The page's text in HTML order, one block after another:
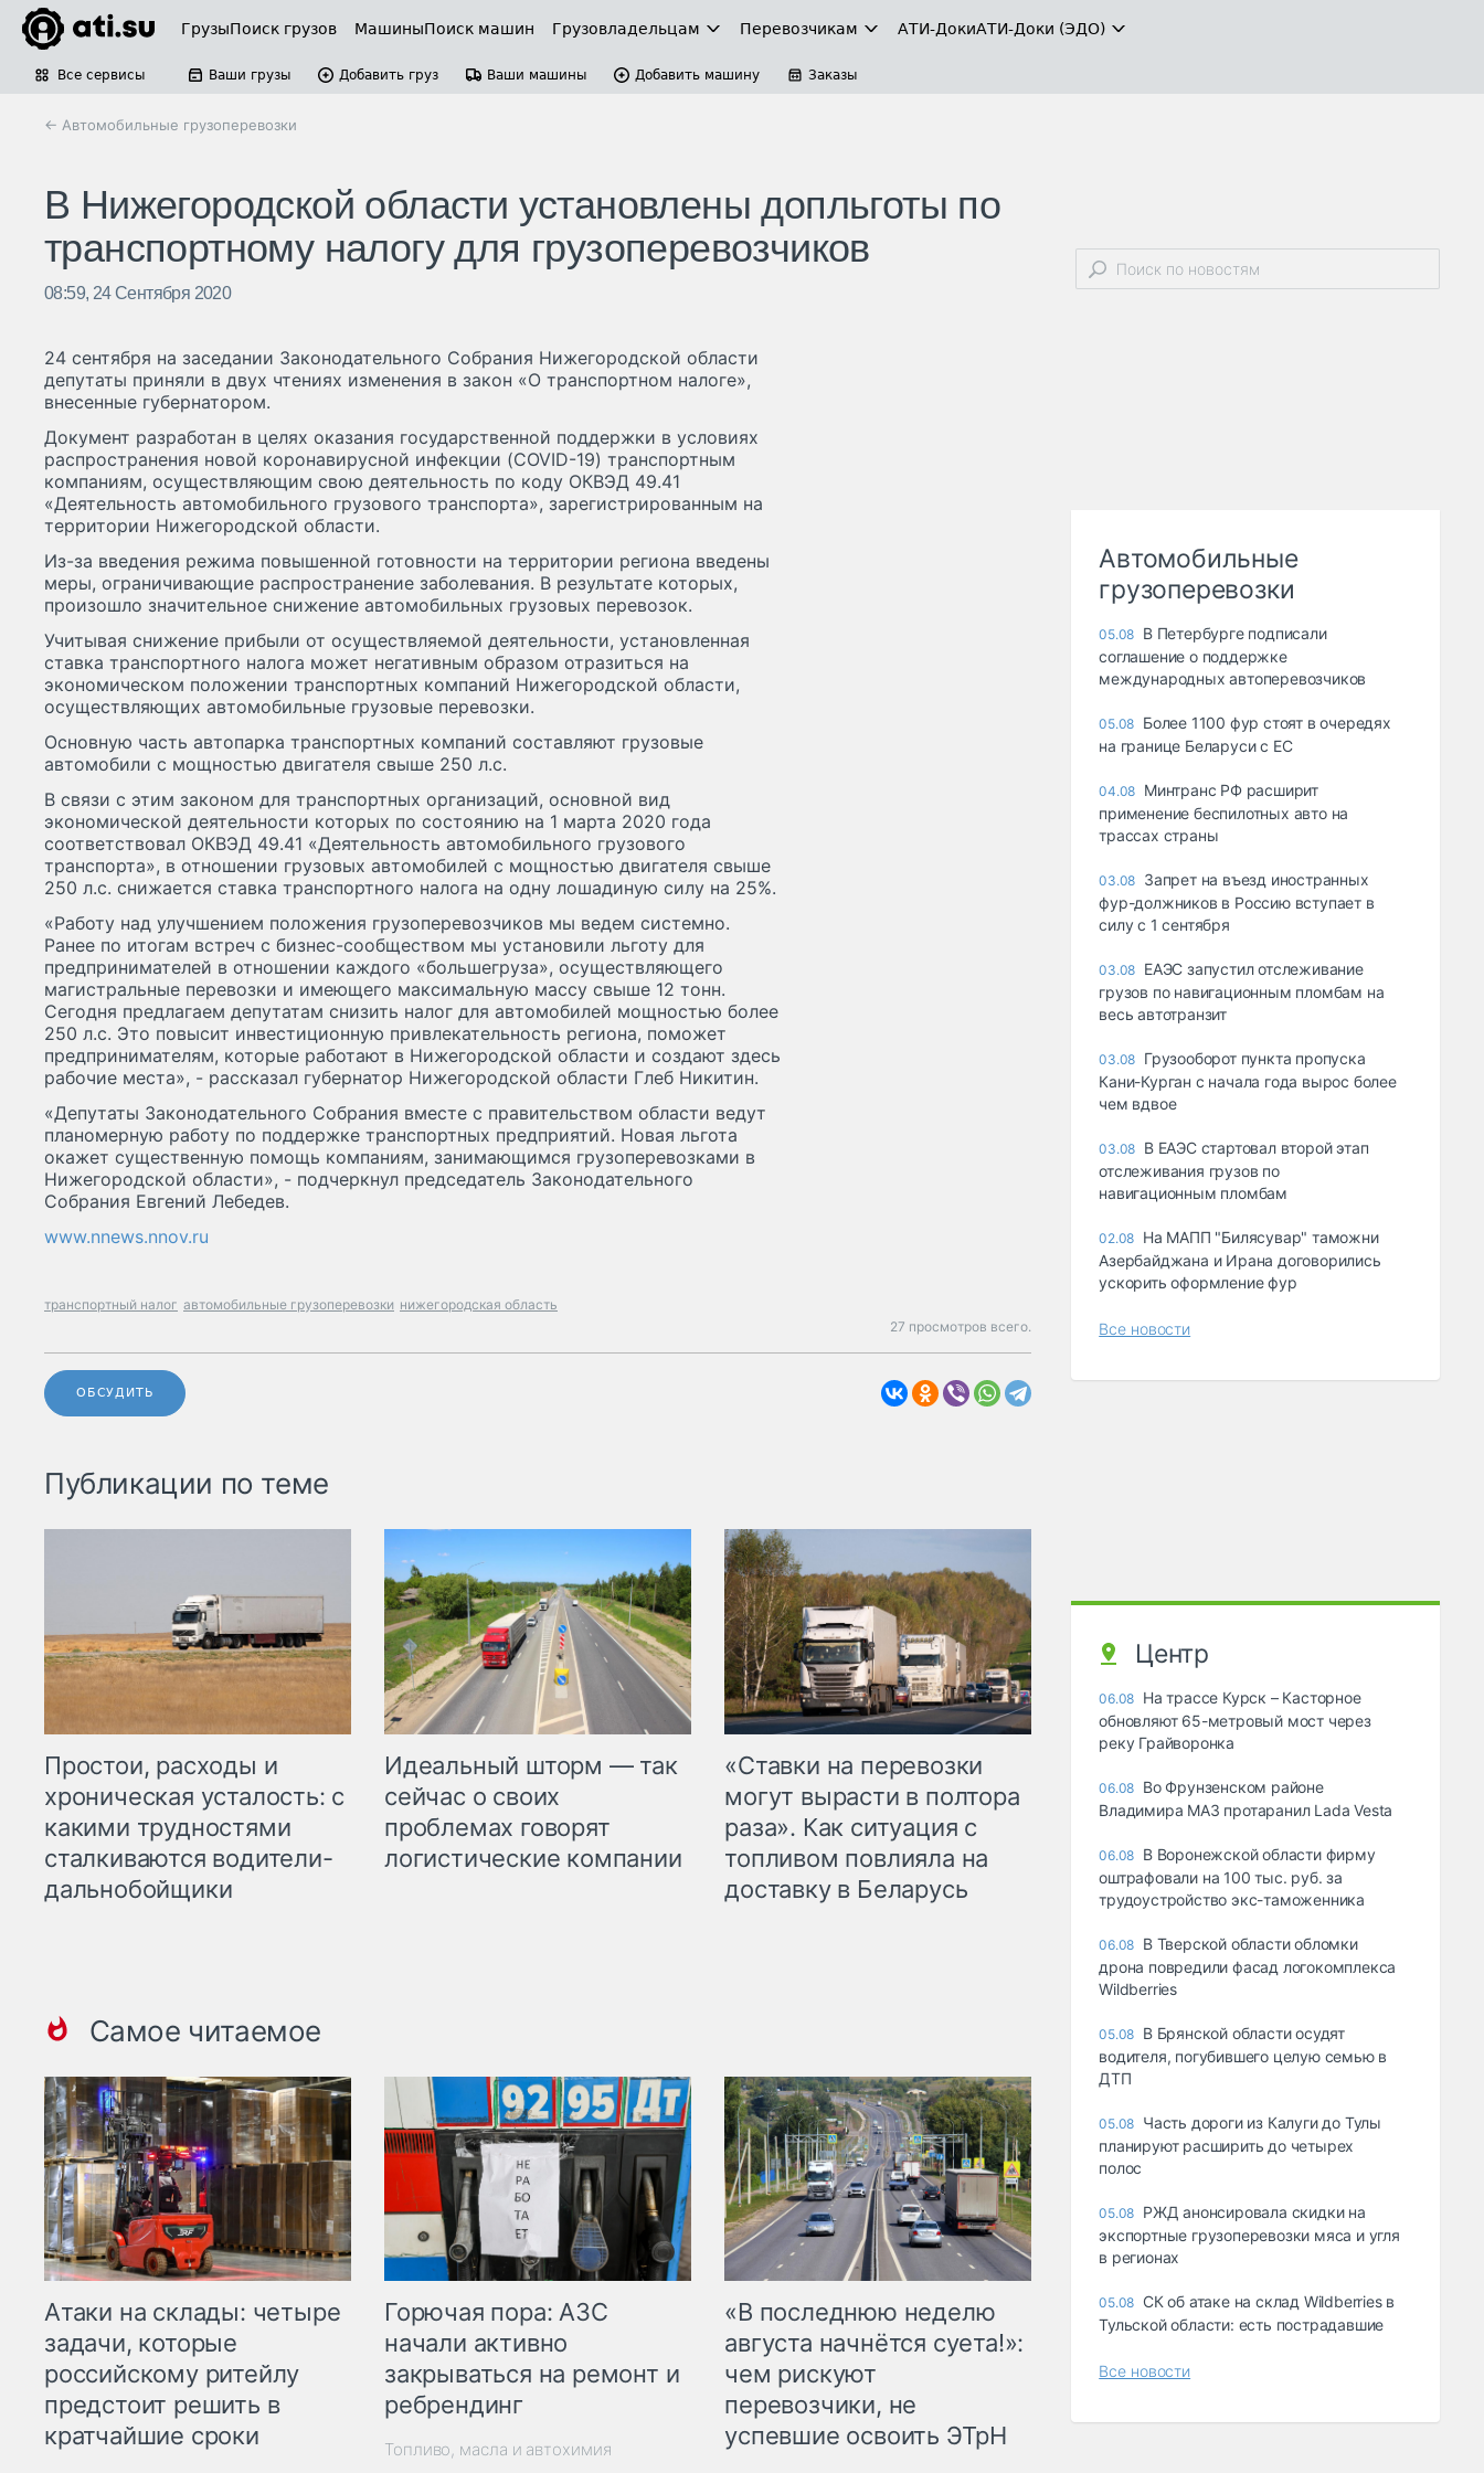
ГрузыПоиск грузов МашиныПоиск машин Грузовладельцам Перевозчикам АТИ-ДокиАТИ-Доки (ЭДО)
Все сервисы Ваши грузы Добавить груз Ваши машины Добавить машину Заказы
← Автомобильные грузоперевозки
В Нижегородской области установлены допльготы по
транспортному налогу для грузоперевозчиков
08:59, 24 Сентября 2020
24 сентября на заседании Законодательного Собрания Нижегородской области
депутаты приняли в двух чтениях изменения в закон «О транспортном налоге»,
внесенные губернатором.
Документ разработан в целях оказания государственной поддержки в условиях
распространения новой коронавирусной инфекции (COVID-19) транспортным
компаниям, осуществляющим свою деятельность по коду ОКВЭД 49.41
«Деятельность автомобильного грузового транспорта», зарегистрированным на
территории Нижегородской области.
Из-за введения режима повышенной готовности на территории региона введены
меры, ограничивающие распространение заболевания. В результате которых,
произошло значительное снижение автомобильных грузовых перевозок.
Учитывая снижение прибыли от осуществляемой деятельности, установленная
ставка транспортного налога может негативным образом отразиться на
экономическом положении транспортных компаний Нижегородской области,
осуществляющих автомобильные грузовые перевозки.
Основную часть автопарка транспортных компаний составляют грузовые
автомобили с мощностью двигателя свыше 250 л.с.
В связи с этим законом для транспортных организаций, основной вид
экономической деятельности которых по состоянию на 1 марта 2020 года
соответствовал ОКВЭД 49.41 «Деятельность автомобильного грузового
транспорта», в отношении грузовых автомобилей с мощностью двигателя свыше
250 л.с. снижается ставка транспортного налога на одну лошадиную силу на 25%.
«Работу над улучшением положения грузоперевозчиков мы ведем системно.
Ранее по итогам встреч с бизнес-сообществом мы установили льготу для
предпринимателей в отношении каждого «большегруза», осуществляющего
магистральные перевозки и имеющего максимальную массу свыше 12 тонн.
Сегодня предлагаем депутатам снизить налог для автомобилей мощностью более
250 л.с. Это повысит инвестиционную привлекательность региона, поможет
предпринимателям, которые работают в Нижегородской области и создают здесь
рабочие места», - рассказал губернатор Нижегородской области Глеб Никитин.
«Депутаты Законодательного Собрания вместе с правительством области ведут
планомерную работу по поддержке транспортных предприятий. Новая льгота
окажет существенную помощь компаниям, занимающимся грузоперевозками в
Нижегородской области», - подчеркнул председатель Законодательного
Собрания Евгений Лебедев.
www.nnews.nnov.ru
транспортный налог автомобильные грузоперевозки нижегородская область
27 просмотров всего.
ОБСУДИТЬ
Публикации по теме
Простои, расходы и
хроническая усталость: с
какими трудностями
сталкиваются водители-
дальнобойщики
Идеальный шторм — так
сейчас о своих
проблемах говорят
логистические компании
«Ставки на перевозки
могут вырасти в полтора
раза». Как ситуация с
топливом повлияла на
доставку в Беларусь
Самое читаемое
Атаки на склады: четыре
задачи, которые
российскому ритейлу
предстоит решить в
кратчайшие сроки
Горючая пора: АЗС
начали активно
закрываться на ремонт и
ребрендинг
Топливо, масла и автохимия
«В последнюю неделю
августа начнётся суета!»:
чем рискуют
перевозчики, не
успевшие освоить ЭТрН
Автомобильные
грузоперевозки
05.08 В Петербурге подписали
соглашение о поддержке
международных автоперевозчиков
05.08 Более 1100 фур стоят в очередях
на границе Беларуси с ЕС
04.08 Минтранс РФ расширит
применение беспилотных авто на
трассах страны
03.08 Запрет на въезд иностранных
фур-должников в Россию вступает в
силу с 1 сентября
03.08 ЕАЭС запустил отслеживание
грузов по навигационным пломбам на
весь автотранзит
03.08 Грузооборот пункта пропуска
Кани-Курган с начала года вырос более
чем вдвое
03.08 В ЕАЭС стартовал второй этап
отслеживания грузов по
навигационным пломбам
02.08 На МАПП "Билясувар" таможни
Азербайджана и Ирана договорились
ускорить оформление фур
Все новости
Центр
06.08 На трассе Курск – Касторное
обновляют 65-метровый мост через
реку Грайворонка
06.08 Во Фрунзенском районе
Владимира МАЗ протаранил Lada Vesta
06.08 В Воронежской области фирму
оштрафовали на 100 тыс. руб. за
трудоустройство экс-таможенника
06.08 В Тверской области обломки
дрона повредили фасад логокомплекса
Wildberries
05.08 В Брянской области осудят
водителя, погубившего целую семью в
ДТП
05.08 Часть дороги из Калуги до Тулы
планируют расширить до четырех
полос
05.08 РЖД анонсировала скидки на
экспортные грузоперевозки мяса и угля
в регионах
05.08 СК об атаке на склад Wildberries в
Тульской области: есть пострадавшие
Все новости